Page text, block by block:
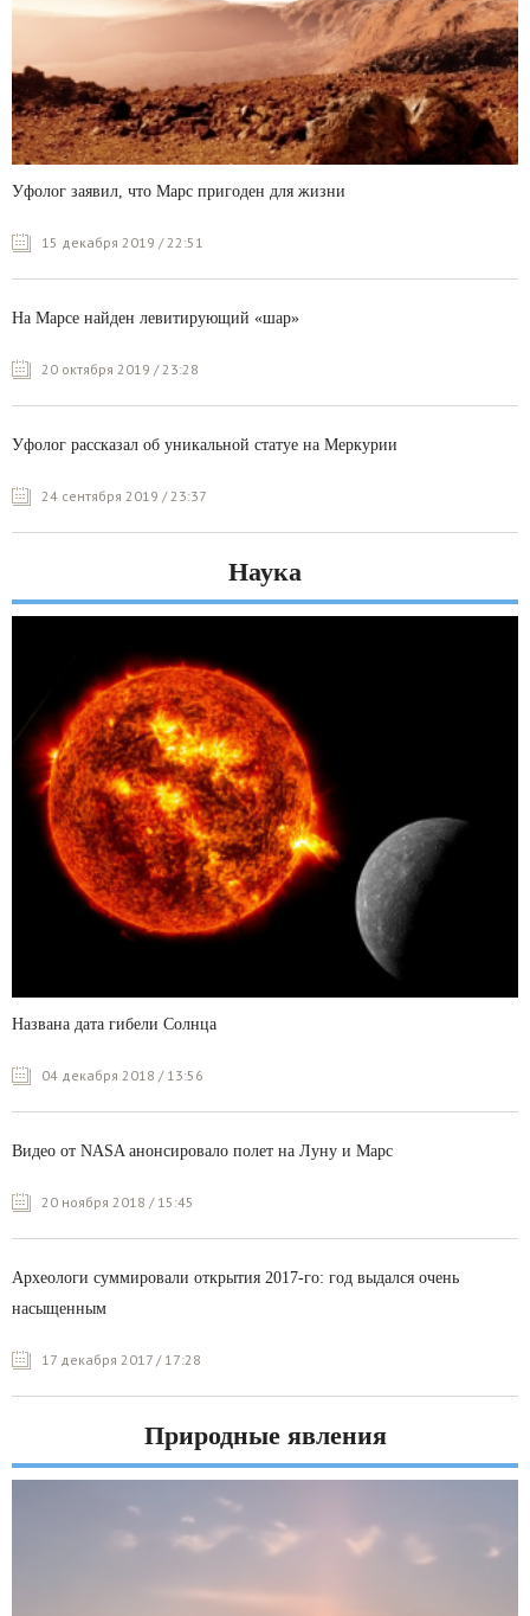
Уфолог заявил, что Марс пригоден для жизни
15 декабря 2019 / 22:51
На Марсе найден левитирующий «шар»
20 октября 2019 / 23:28
Уфолог рассказал об уникальной статуе на Меркурии
24 сентября 2019 / 23:37
Наука
Названа дата гибели Солнца
04 декабря 2018 / 13:56
Видео от NASA анонсировало полет на Луну и Марс
20 ноября 2018 / 15:45
Археологи суммировали открытия 2017-го: год выдался очень
насыщенным
17 декабря 2017 / 17:28
Природные явления